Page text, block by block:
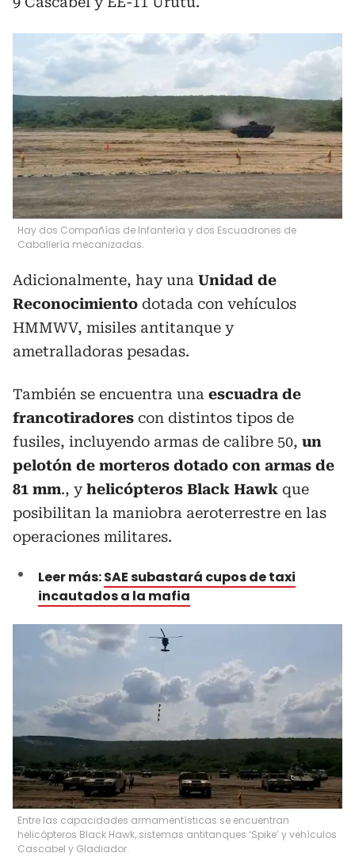
Hay dos Compañías de Infantería y dos Escuadrones de
Caballería mecanizadas.
Adicionalmente, hay una Unidad de
Reconocimiento dotada con vehículos
HMMWV, misiles antitanque y
ametralladoras pesadas.
También se encuentra una escuadra de
francotiradores con distintos tipos de
fusiles, incluyendo armas de calibre 50, un
pelotón de morteros dotado con armas de
81 mm., yhelicópteros Black Hawk que
posibilitan la maniobra aeroterrestre en las
operaciones militares.
Leer más:SAE subastará cupos de taxi
incautados a la mafia
Entre las capacidades armamentísticas se encuentran
helicópteros Black Hawk, sistemas antitanques ‘Spike’ y vehículos
Cascabel y Gladiador.